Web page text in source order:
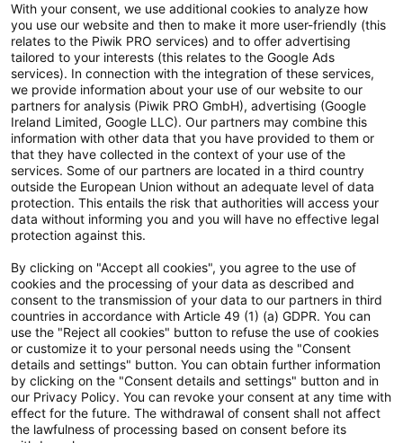
Hinweisgebersystem
Allgemeine Geschäftsbedingungen
Impressum
Handy gebraucht Kaufen
Neuware Technikdeals
Newsletter
Abonniere unseren kostenlosen Newsletter und verpasse keine
deinen Rechten zur nachfolgenden Erhebung deiner
personenbezogenen Daten findest duhier .
Ja, ich möchte gemäß derEinwilligungserklärungden Newsletter
abonnieren.
With your consent, we use additional cookies to analyze how
you use our website and then to make it more user-friendly (this
relates to the Piwik PRO services) and to offer advertising
tailored to your interests (this relates to the Google Ads
services). In connection with the integration of these services,
we provide information about your use of our website to our
partners for analysis (Piwik PRO GmbH), advertising (Google
Ireland Limited, Google LLC). Our partners may combine this
information with other data that you have provided to them or
that they have collected in the context of your use of the
services. Some of our partners are located in a third country
outside the European Union without an adequate level of data
protection. This entails the risk that authorities will access your
data without informing you and you will have no effective legal
protection against this.
By clicking on "Accept all cookies", you agree to the use of
cookies and the processing of your data as described and
consent to the transmission of your data to our partners in third
countries in accordance with Article 49 (1) (a) GDPR. You can
use the "Reject all cookies" button to refuse the use of cookies
or customize it to your personal needs using the "Consent
details and settings" button. You can obtain further information
by clicking on the "Consent details and settings" button and in
our Privacy Policy. You can revoke your consent at any time with
effect for the future. The withdrawal of consent shall not affect
the lawfulness of processing based on consent before its